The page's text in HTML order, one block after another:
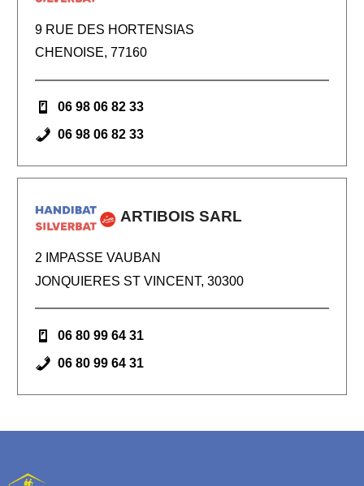
9 RUE DES HORTENSIAS
CHENOISE, 77160
06 98 06 82 33
06 98 06 82 33
ARTIBOIS SARL
2 IMPASSE VAUBAN
JONQUIERES ST VINCENT, 30300
06 80 99 64 31
06 80 99 64 31